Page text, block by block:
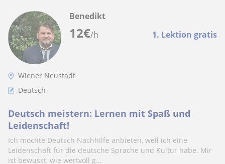
12€/h 1. Lektion gratis
Benedikt
Wiener Neustadt
Deutsch
Deutsch meistern: Lernen mit Spaß und
Leidenschaft!
Ich möchte Deutsch Nachhilfe anbieten, weil ich eine
Leidenschaft für die deutsche Sprache und Kultur habe. Mir
ist bewusst, wie wertvoll g...